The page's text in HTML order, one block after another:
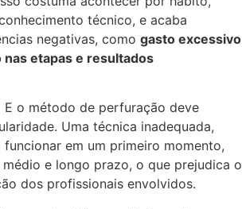
técnico, e acaba
negativas, como gasto excessivo
etapas e resultados
E o método de perfuração deve
Uma técnica inadequada,
funcionar em um primeiro momento,
e longo prazo, o que prejudica o
dos profissionais envolvidos.